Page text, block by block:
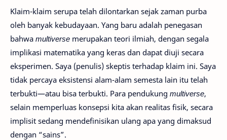
Klaim-klaim serupa telah dilontarkan sejak zaman purba
oleh banyak kebudayaan. Yang baru adalah penegasan
bahwa multiverse merupakan teori ilmiah, dengan segala
implikasi matematika yang keras dan dapat diuji secara
eksperimen. Saya (penulis) skeptis terhadap klaim ini. Saya
tidak percaya eksistensi alam-alam semesta lain itu telah
terbukti—atau bisa terbukti. Para pendukung multiverse,
selain memperluas konsepsi kita akan realitas fisik, secara
implisit sedang mendefinisikan ulang apa yang dimaksud
dengan “sains”.